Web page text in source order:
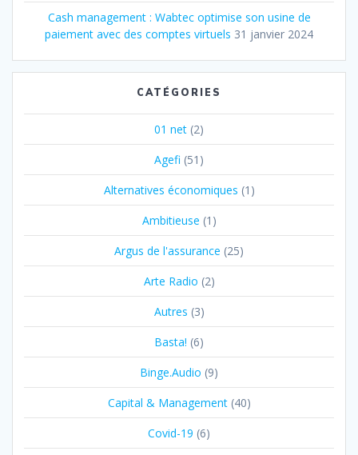
Cash management : Wabtec optimise son usine de
paiement avec des comptes virtuels 31 janvier 2024
CATÉGORIES
01 net (2)
Agefi (51)
Alternatives économiques (1)
Ambitieuse (1)
Argus de l'assurance (25)
Arte Radio (2)
Autres (3)
Basta! (6)
Binge.Audio (9)
Capital & Management(40)
Covid-19 (6)